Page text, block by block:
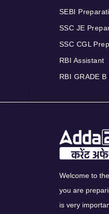
SEBI
SSC JE
SSC CGL
RBI Assistant
RBI GRADE
Welcome to
you are
is very